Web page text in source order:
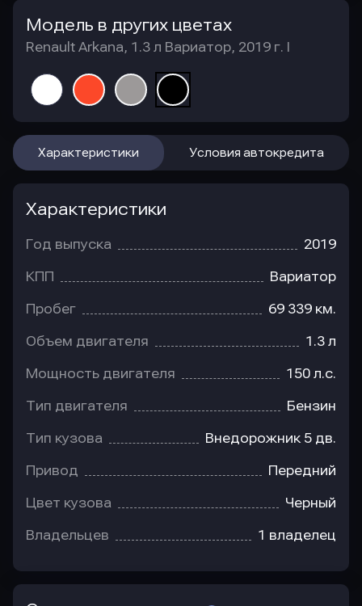
Модель в других цветах
Renault Arkana, 1.3 л Вариатор, 2019 г. I
Характеристики Условия автокредита
Характеристики
Год выпуска 2019
КПП Вариатор
Пробег 69 339 км.
Объем двигателя 1.3 л
Мощность двигателя 150 л.с.
Тип двигателя Бензин
Тип кузова Внедорожник 5 дв.
Привод Передний
Цвет кузова Черный
Владельцев 1 владелец